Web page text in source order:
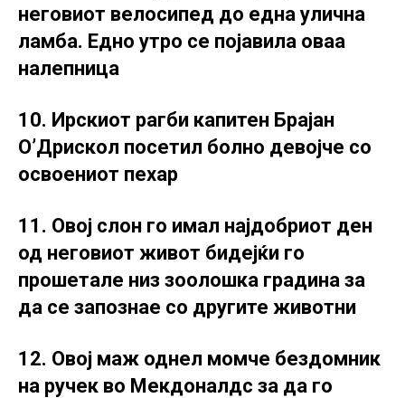
неговиот велосипед до една улична
ламба. Едно утро се појавила оваа
налепница
10. Ирскиот рагби капитен Брајан
О’Дрискол посетил болно девојче со
освоениот пехар
11. Овој слон го имал најдобриот ден
од неговиот живот бидејќи го
прошетале низ зоолошка градина за
да се запознае со другите животни
12. Овој маж однел момче бездомник
на ручек во Мекдоналдс за да го